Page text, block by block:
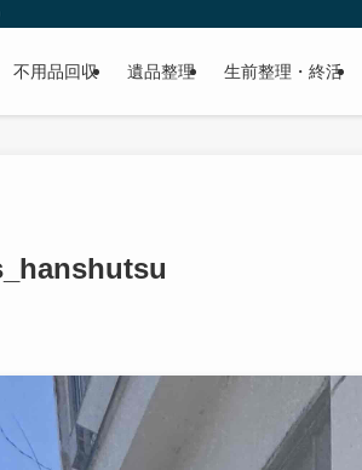
不用品回収 遺品整理 生前整理・終活